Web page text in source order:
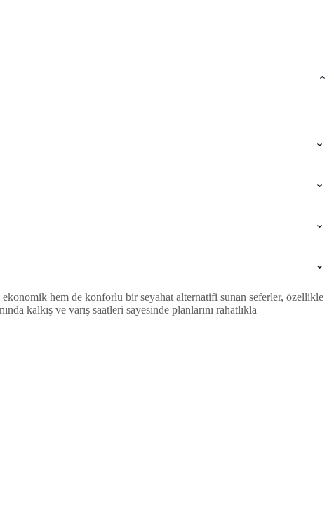
hem de konforlu bir seyahat alternatifi sunan seferler, özellikle
kalkış ve varış saatleri sayesinde planlarını rahatlıkla